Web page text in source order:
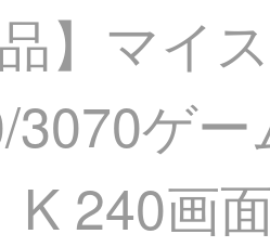
】マイ
3070ゲ
K 240画